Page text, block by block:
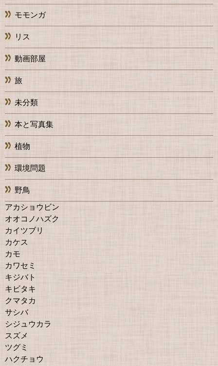
モモンガ
リス
動画部屋
旅
未分類
本と写真集
植物
環境問題
野鳥
アカショウビン
オオコノハズク
カイツブリ
カケス
カモ
カワセミ
キジバト
キビタキ
クマタカ
サシバ
シジュウカラ
スズメ
ツグミ
ハクチョウ